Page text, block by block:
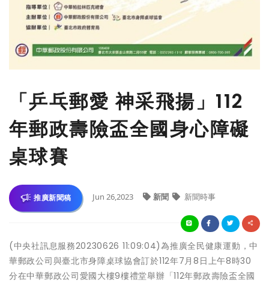
「乒乓郵愛 神采飛揚」112
年郵政壽險盃全國身心障礙
桌球賽
推廣新聞稿 Jun 26,2023 新聞 新聞時事
(中央社訊息服務20230626 11:09:04)為推廣全民健康運動，中
華郵政公司與臺北市身障桌球協會訂於112年7月8日上午8時30
分在中華郵政公司愛國大樓9樓禮堂舉辦「112年郵政壽險盃全國